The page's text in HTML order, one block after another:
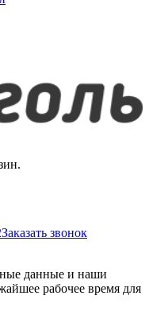
Заказать звонок
данные и наши
рабочее время для